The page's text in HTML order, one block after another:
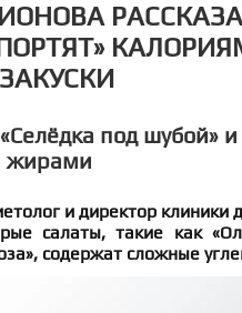
под шубой»
жирами
и директор клиники
салаты, такие как
содержат сложные